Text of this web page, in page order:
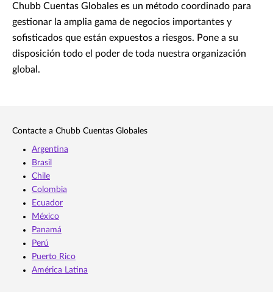
Chubb Cuentas Globales es un método coordinado para
gestionar la amplia gama de negocios importantes y
sofisticados que están expuestos a riesgos. Pone a su
disposición todo el poder de toda nuestra organización
global.
Contacte a Chubb Cuentas Globales
Argentina
Brasil
Chile
Colombia
Ecuador
México
Panamá
Perú
Puerto Rico
América Latina